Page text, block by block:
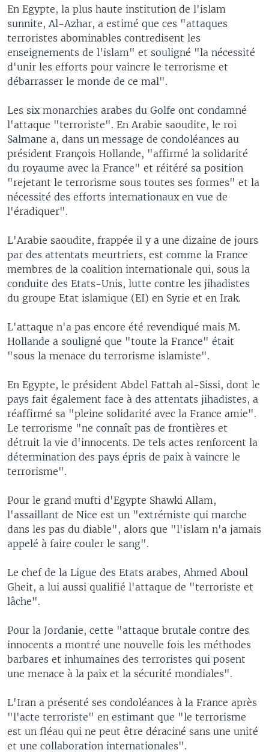
En Egypte, la plus haute institution de l'islam
sunnite, Al-Azhar, a estimé que ces "attaques
terroristes abominables contredisent les
enseignements de l'islam" et souligné "la nécessité
d'unir les efforts pour vaincre le terrorisme et
débarrasser le monde de ce mal".
Les six monarchies arabes du Golfe ont condamné
l'attaque "terroriste". En Arabie saoudite, le roi
Salmane a, dans un message de condoléances au
président François Hollande, "affirmé la solidarité
du royaume avec la France" et réitéré sa position
"rejetant le terrorisme sous toutes ses formes" et la
nécessité des efforts internationaux en vue de
l'éradiquer".
L'Arabie saoudite, frappée il y a une dizaine de jours
par des attentats meurtriers, est comme la France
membres de la coalition internationale qui, sous la
conduite des Etats-Unis, lutte contre les jihadistes
du groupe Etat islamique (EI) en Syrie et en Irak.
L'attaque n'a pas encore été revendiqué mais M.
Hollande a souligné que "toute la France" était
"sous la menace du terrorisme islamiste".
En Egypte, le président Abdel Fattah al-Sissi, dont le
pays fait également face à des attentats jihadistes, a
réaffirmé sa "pleine solidarité avec la France amie".
Le terrorisme "ne connaît pas de frontières et
détruit la vie d'innocents. De tels actes renforcent la
détermination des pays épris de paix à vaincre le
terrorisme".
Pour le grand mufti d'Egypte Shawki Allam,
l'assaillant de Nice est un "extrémiste qui marche
dans les pas du diable", alors que "l'islam n'a jamais
appelé à faire couler le sang".
Le chef de la Ligue des Etats arabes, Ahmed Aboul
Gheit, a lui aussi qualifié l'attaque de "terroriste et
lâche".
Pour la Jordanie, cette "attaque brutale contre des
innocents a montré une nouvelle fois les méthodes
barbares et inhumaines des terroristes qui posent
une menace à la paix et la sécurité mondiales".
L'Iran a présenté ses condoléances à la France après
"l'acte terroriste" en estimant que "le terrorisme
est un fléau qui ne peut être déraciné sans une unité
et une collaboration internationales".